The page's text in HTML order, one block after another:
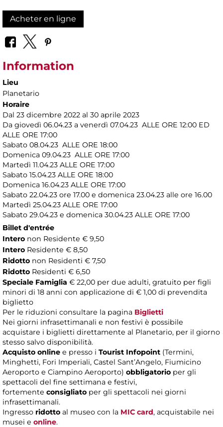
Acheter en ligne
Information
Lieu
Planetario
Horaire
Dal 23 dicembre 2022 al 30 aprile 2023
Da giovedì 06.04.23 a venerdì 07.04.23 ALLE ORE 12:00 ED
ALLE ORE 17:00
Sabato 08.04.23 ALLE ORE 18:00
Domenica 09.04.23 ALLE ORE 17:00
Martedì 11.04.23 ALLE ORE 17:00
Sabato 15.04.23 ALLE ORE 18:00
Domenica 16.04.23 ALLE ORE 17:00
Sabato 22.04.23 ore 17.00 e domenica 23.04.23 alle ore 16.00
Martedì 25.04.23 ALLE ORE 17:00
Sabato 29.04.23 e domenica 30.04.23 ALLE ORE 17:00
Billet d'entrée
Intero non Residente € 9,50
Intero Residente € 8,50
Ridotto non Residenti € 7,50
Ridotto Residenti € 6,50
Speciale Famiglia € 22,00 per due adulti, gratuito per figli
minori di 18 anni con applicazione di € 1,00 di prevendita
biglietto
Per le riduzioni consultare la pagina Biglietti
Nei giorni infrasettimanali e non festivi è possibile
acquistare i biglietti direttamente al Planetario, per il giorno
stesso salvo disponibilità.
Acquisto online e presso i Tourist Infopoint (Termini,
Minghetti, Fori Imperiali, Castel Sant’Angelo, Fiumicino
Aeroporto e Ciampino Aeroporto) obbligatorio per gli
spettacoli del fine settimana e festivi,
fortemente consigliato per gli spettacoli nei giorni
infrasettimanali.
Ingresso ridotto al museo con la MIC card, acquistabile nei
musei e online.